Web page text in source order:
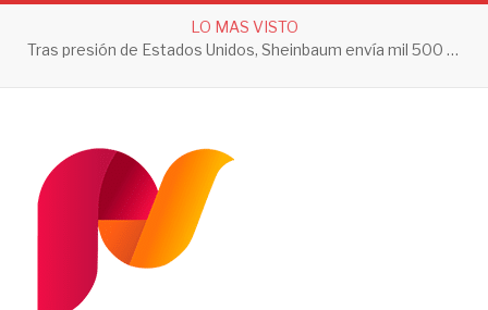
LO MAS VISTO
Tras presión de Estados Unidos, Sheinbaum envía mil 500 soldados a Michoacán